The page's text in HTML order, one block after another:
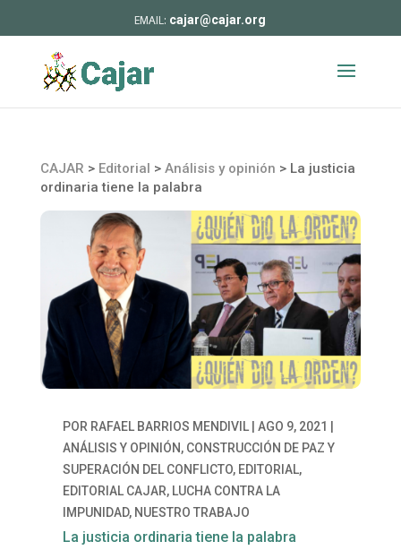
cajar@cajar.org
CAJAR > Editorial > Análisis y opinión > La justicia
ordinaria tiene la palabra
POR RAFAEL BARRIOS MENDIVIL| AGO 9, 2021
ANÁLISIS Y OPINIÓN, CONSTRUCCIÓN DE PAZ Y
SUPERACIÓN DEL CONFLICTO, EDITORIAL,
EDITORIAL CAJAR, LUCHA CONTRA LA
IMPUNIDAD, NUESTRO TRABAJO
La justicia ordinaria tiene la palabra